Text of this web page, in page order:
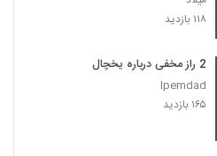
۱۱۸ بازدید
2 راز مخفی درباره یخچال
Ipemdad
۱۶۵ بازدید